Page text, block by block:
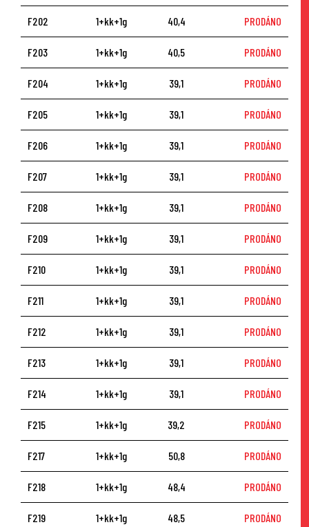
F202 1+kk+1g 40,4 PRODÁNO
F203 1+kk+1g 40,5 PRODÁNO
F204 1+kk+1g 39,1 PRODÁNO
F205 1+kk+1g 39,1 PRODÁNO
F206 1+kk+1g 39,1 PRODÁNO
F207 1+kk+1g 39,1 PRODÁNO
F208 1+kk+1g 39,1 PRODÁNO
F209 1+kk+1g 39,1 PRODÁNO
F210 1+kk+1g 39,1 PRODÁNO
F211 1+kk+1g 39,1 PRODÁNO
F212 1+kk+1g 39,1 PRODÁNO
F213 1+kk+1g 39,1 PRODÁNO
F214 1+kk+1g 39,1 PRODÁNO
F215 1+kk+1g 39,2 PRODÁNO
F217 1+kk+1g 50,8 PRODÁNO
F218 1+kk+1g 48,4 PRODÁNO
F219 1+kk+1g 48,5 PRODÁNO